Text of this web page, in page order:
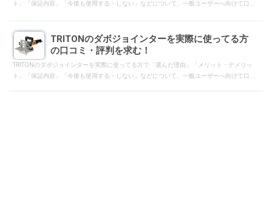
ト」「保証内容」「今後も使用する・しない」などについて、一般ユーザーへ向けて口
TRITONのダボジョインターを実際に使ってる方
の口コミ・評判を求む！
TRITONのダボジョインターを実際に使ってる方で「選んだ理由」「メリット・デメリッ
ト」「保証内容」「今後も使用する・しない」などについて、一般ユーザーへ向けて口